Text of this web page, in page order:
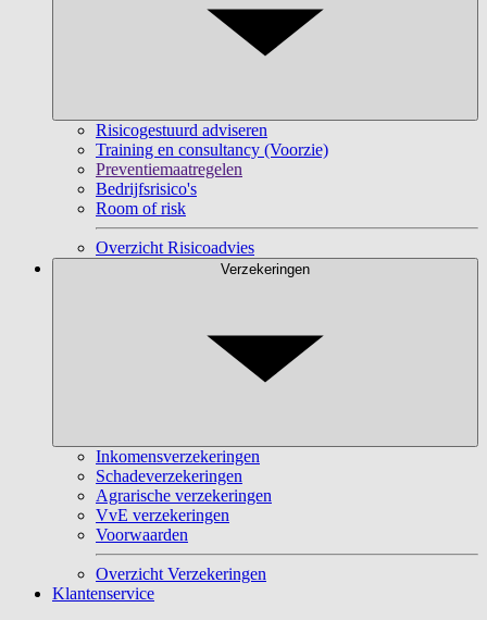
Risicogestuurd adviseren
Training en consultancy (Voorzie)
Preventiemaatregelen
Bedrijfsrisico's
Room of risk
Overzicht Risicoadvies
Verzekeringen
Inkomensverzekeringen
Schadeverzekeringen
Agrarische verzekeringen
VvE verzekeringen
Voorwaarden
Overzicht Verzekeringen
Klantenservice